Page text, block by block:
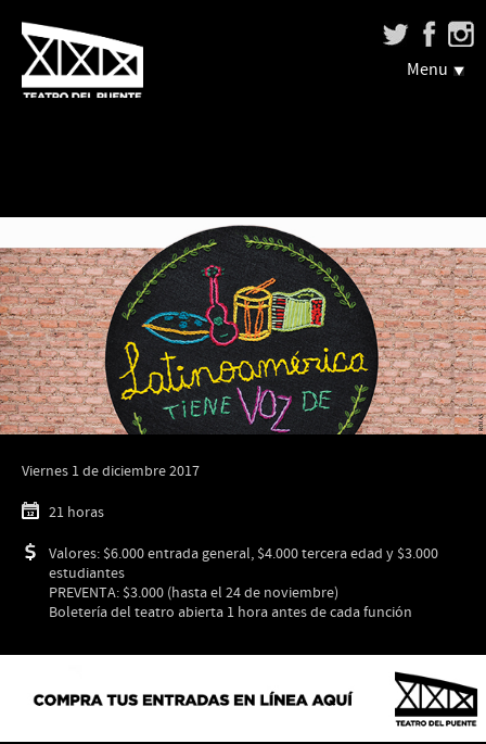
Menu
Viernes 1 de diciembre 2017
21 horas
Valores: $6.000 entrada general, $4.000 tercera edad y $3.000
estudiantes
PREVENTA: $3.000 (hasta el 24 de noviembre)
Boletería del teatro abierta 1 hora antes de cada función